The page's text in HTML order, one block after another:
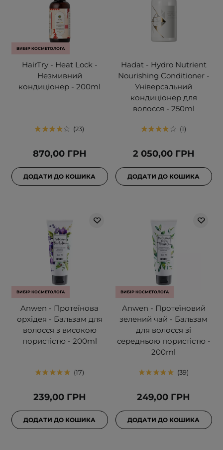
ВИБІР КОСМЕТОЛОГА
HairTry - Heat Lock -
Незмивний
кондиціонер - 200ml
23
870,00 ГРН
ДОДАТИ ДО КОШИКА
Hadat - Hydro Nutrient
Nourishing Conditioner -
Універсальний
кондиціонер для
волосся - 250ml
1
2 050,00 ГРН
ДОДАТИ ДО КОШИКА
ВИБІР КОСМЕТОЛОГА
Anwen - Протеїнова
орхідея - Бальзам для
волосся з високою
пористістю - 200ml
17
239,00 ГРН
ДОДАТИ ДО КОШИКА
ВИБІР КОСМЕТОЛОГА
Anwen - Протеїновий
зелений чай - Бальзам
для волосся зі
середньою пористістю -
200ml
39
249,00 ГРН
ДОДАТИ ДО КОШИКА